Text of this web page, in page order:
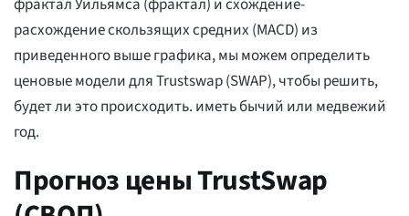
фрактал Уильямса (фрактал) и схождение-
расхождение скользящих средних (MACD) из
приведенного выше графика, мы можем определить
ценовые модели для Trustswap (SWAP), чтобы решить,
будет ли это происходить. иметь бычий или медвежий
год.
Прогноз цены TrustSwap